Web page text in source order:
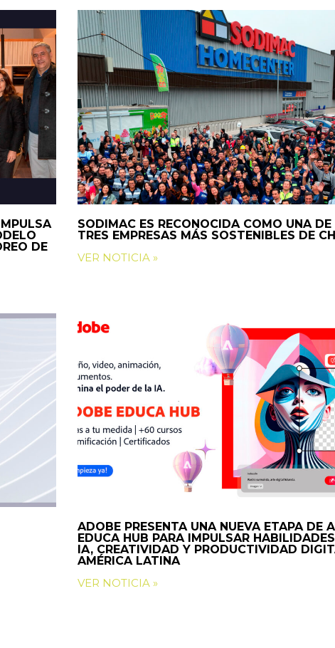
DE
SODIMAC ES RECONOCIDA COMO UNA DE
TRES EMPRESAS MÁS SOSTENIBLES DE
VER NOTICIA »
ADOBE PRESENTA UNA NUEVA ETAPA DE
EDUCA HUB PARA IMPULSAR HABILIDADES
IA, CREATIVIDAD Y PRODUCTIVIDAD
AMÉRICA LATINA
VER NOTICIA »